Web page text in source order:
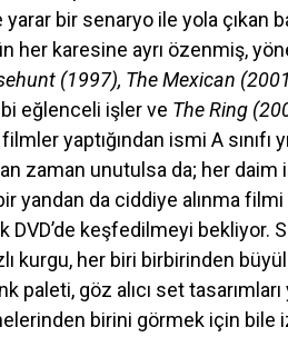
yarar bir senaryo ile yola çıkan
her karesine ayrı özenmiş,
(1997), The Mexican
eğlenceli işler ve The Ring
yaptığından ismi A sınıfı
zaman unutulsa da; her daim
yandan da ciddiye alınma filmi
DVD’de keşfedilmeyi bekliyor.
kurgu, her biri birbirinden
paleti, göz alıcı set
birini görmek için bile